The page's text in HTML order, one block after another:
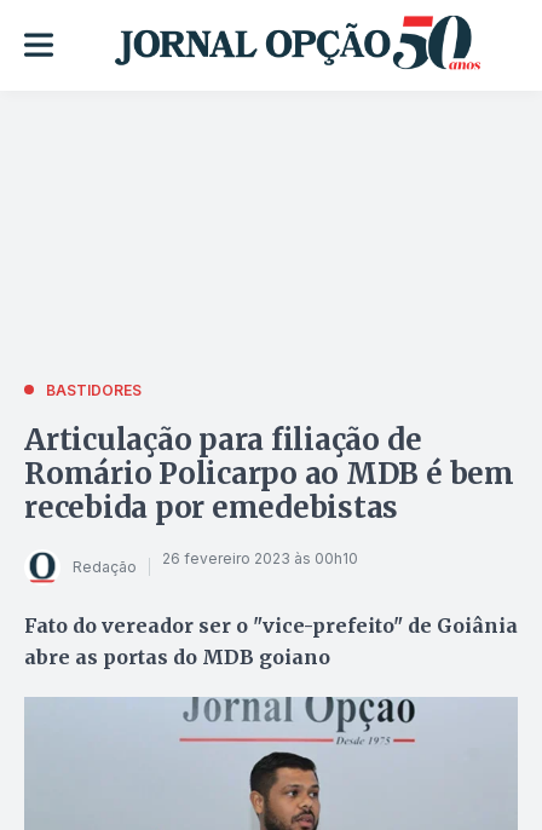
BASTIDORES
Articulação para filiação de
Romário Policarpo ao MDB é bem
recebida por emedebistas
Redação 26 fevereiro 2023 às 00h10
Fato do vereador ser o "vice-prefeito" de Goiânia
abre as portas do MDB goiano